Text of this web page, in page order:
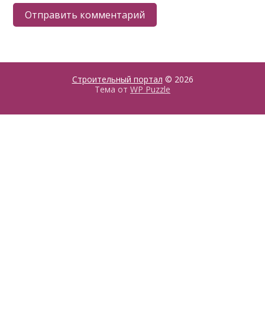
Строительный портал © 2026
Тема от WP Puzzle